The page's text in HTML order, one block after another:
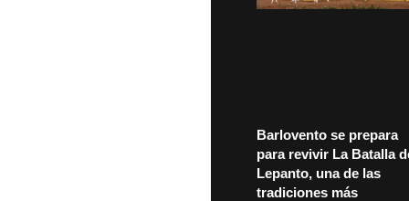
Barlovento se prepara
para revivir La Batalla
Lepanto, una de las
tradiciones más